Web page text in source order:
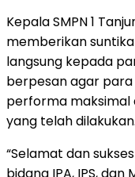
Kepala SMPN 1
memberikan
langsung kepada
berpesan agar
performa
yang telah dilakukan.
“Selamat dan